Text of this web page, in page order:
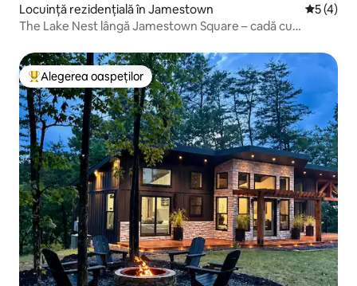
Locuință rezidențială în Jamestown Scor
5 (4)
The Lake Nest lângă Jamestown Square – cadă cu
Locuință din topul categoriei Alegerea oaspeților
Alegerea oaspeților